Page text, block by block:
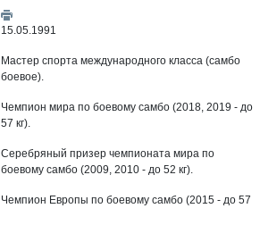
15.05.1991
Мастер спорта международного класса (самбо
боевое).
Чемпион мира по боевому самбо (2018, 2019 - до
57 кг).
Серебряный призер чемпионата мира по
боевому самбо (2009, 2010 - до 52 кг).
Чемпион Европы по боевому самбо (2015 - до 57